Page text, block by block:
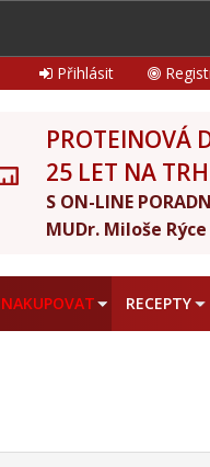
Přihlásit
PROTEINOVÁ
25 LET NA
S ON-LINE
MUDr. Miloše Rýce
NAKUPOVAT RECEPTY